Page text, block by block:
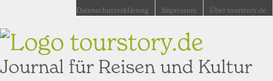
Datenschutzerklärung Impressum Über tourstory.de
tourstory.de
Journal für Reisen und Kultur